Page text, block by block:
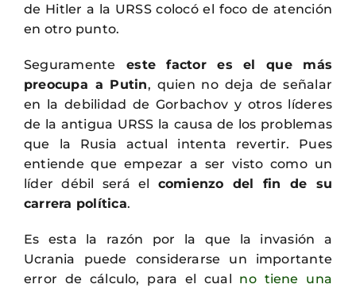
de Hitler a la URSS colocó el foco de atención
en otro punto.
Seguramente este factor es el que más
preocupa a Putin, quien no deja de señalar
en la debilidad de Gorbachov y otros líderes
de la antigua URSS la causa de los problemas
que la Rusia actual intenta revertir. Pues
entiende que empezar a ser visto como un
líder débil será el comienzo del fin de su
carrera política.
Es esta la razón por la que la invasión a
Ucrania puede considerarse un importante
error de cálculo, para el cual no tiene una